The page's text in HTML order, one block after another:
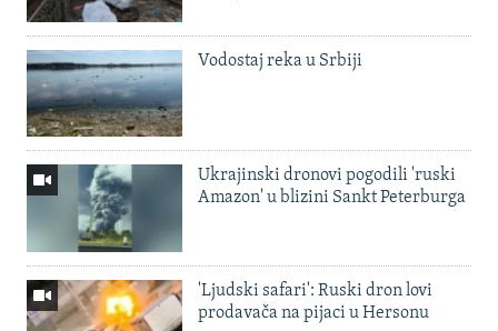
Vodostaj reka u Srbiji
Ukrajinski dronovi pogodili 'ruski
Amazon' u blizini Sankt Peterburga
'Ljudski safari': Ruski dron lovi
prodavača na pijaci u Hersonu